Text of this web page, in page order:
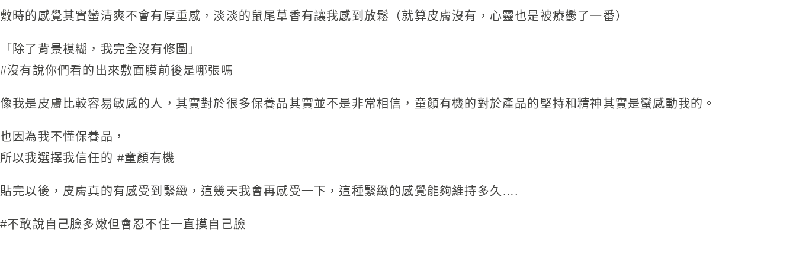
敷時的感覺其實蠻清爽不會有厚重感，淡淡的鼠尾草香有讓我感到放鬆（就算皮膚沒有，心靈也是被療鬱了一番）
「除了背景模糊，我完全沒有修圖」
#沒有說你們看的出來敷面膜前後是哪張嗎
像我是皮膚比較容易敏感的人，其實對於很多保養品其實並不是非常相信，童顏有機的對於產品的堅持和精神其實是蠻感動我的。
也因為我不懂保養品，
所以我選擇我信任的 #童顏有機
貼完以後，皮膚真的有感受到緊緻，這幾天我會再感受一下，這種緊緻的感覺能夠維持多久….
#不敢說自己臉多嫩但會忍不住一直摸自己臉